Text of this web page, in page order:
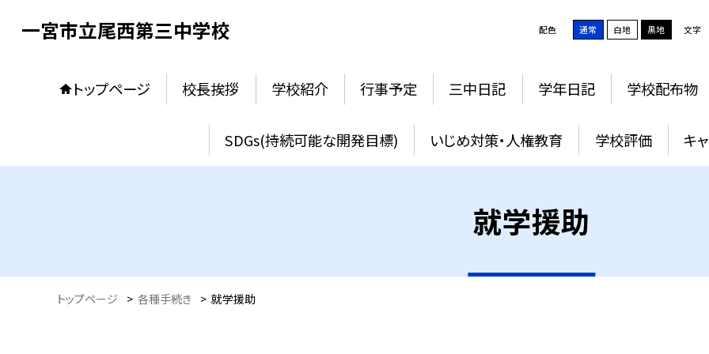
一宮市立尾西第三中学校 配色 通常 白地 黒地 文字
トップページ 校長挨拶 学校紹介 行事予定 三中日記 学年日記 学校配布物
SDGs(持続可能な開発目標) いじめ対策・人権教育 学校評価 キ
就学援助
トップページ > 各種手続き > 就学援助